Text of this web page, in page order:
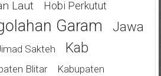
Laut Hobi Perkutut
Garam
Jawa
Sakteh
Kab
Blitar
Kabupaten